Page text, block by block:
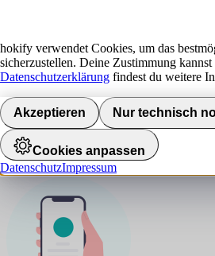
A
NAVIGATION
Jobalarm aktivieren
hokify verwendet Cookies, um das
sicherzustellen. Deine Zustimmung
Datenschutzerklärung findest du weitere
Akzeptieren Nur technisch
Cookies anpassen
DatenschutzImpressum